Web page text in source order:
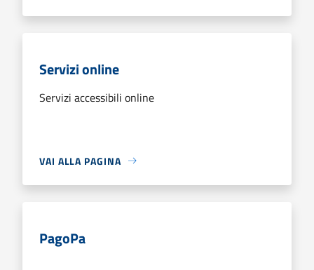
Servizi online
Servizi accessibili online
VAI ALLA PAGINA
PagoPa